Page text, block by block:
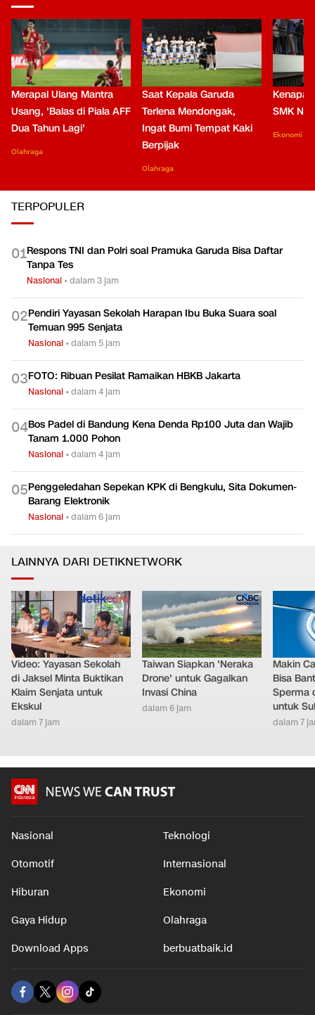
Merapal Ulang Mantra
Usang, 'Balas di Piala AFF
Dua Tahun Lagi'
Olahraga
Saat Kepala Garuda
Terlena Mendongak,
Ingat Bumi Tempat Kaki
Berpijak
Olahraga
Kenapa
SMK
Ekonomi
TERPOPULER
01Respons TNI dan Polri soal Pramuka Garuda Bisa Daftar
Tanpa Tes
Nasional •dalam 3 jam
02Pendiri Yayasan Sekolah Harapan Ibu Buka Suara soal
Temuan 995 Senjata
Nasional •dalam 5 jam
03FOTO: Ribuan Pesilat Ramaikan HBKB Jakarta
Nasional •dalam 4 jam
04Bos Padel di Bandung Kena Denda Rp100 Juta dan Wajib
Tanam 1.000 Pohon
Nasional •dalam 4 jam
05Penggeledahan Sepekan KPK di Bengkulu, Sita Dokumen-
Barang Elektronik
Nasional •dalam 6 jam
LAINNYA DARI DETIKNETWORK
Video: Yayasan Sekolah
di Jaksel Minta Buktikan
Klaim Senjata untuk
Ekskul
dalam 7 jam
Taiwan Siapkan 'Neraka
Drone' untuk Gagalkan
Invasi China
dalam 6 jam
Makin
Bisa
Sperma
untuk
dalam 7
Nasional Teknologi
Otomotif Internasional
Hiburan Ekonomi
Gaya Hidup Olahraga
Download Apps berbuatbaik.id